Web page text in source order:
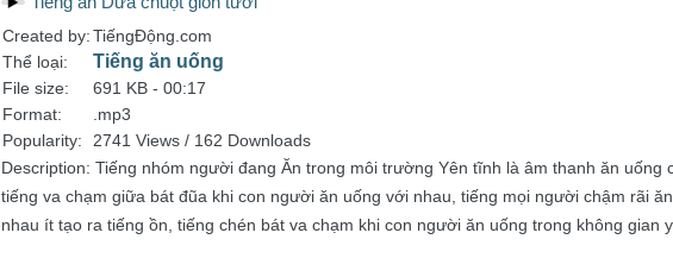
Created by:TiếngĐộng.com
Thể loại:
Tiếng ăn uống
File size: 691 KB - 00:17
Format:
.mp3
Popularity:
2741 Views / 162 Downloads
Description: Tiếng nhóm người đang Ăn trong môi trường Yên tĩnh là âm thanh ăn uống
tiếng va chạm giữa bát đũa khi con người ăn uống với nhau, tiếng mọi người chậm rãi
nhau ít tạo ra tiếng ồn, tiếng chén bát va chạm khi con người ăn uống trong không gian